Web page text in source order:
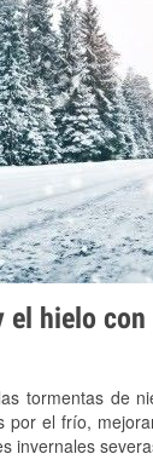
hielo
tormentas de
por el frío,
invernales